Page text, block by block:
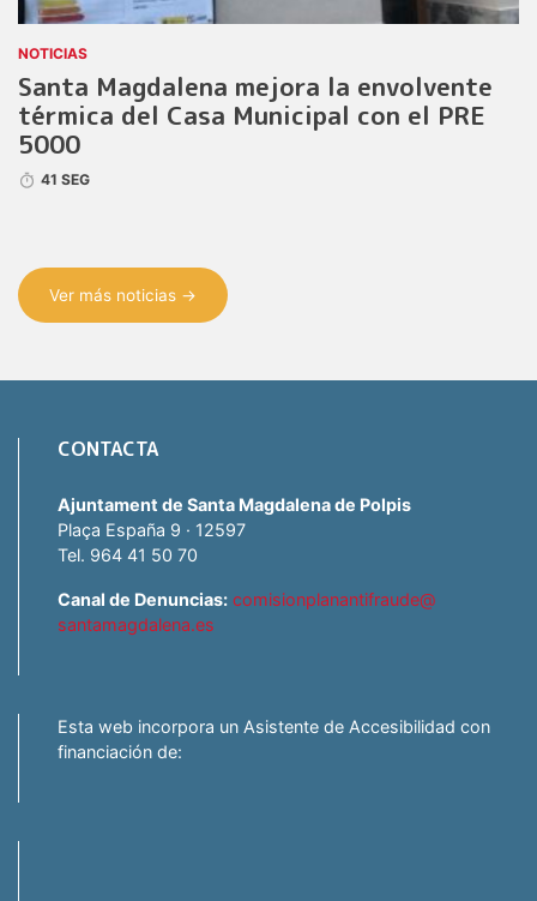
NOTICIAS
Santa Magdalena mejora la envolvente
térmica del Casa Municipal con el PRE
5000
41 SEG
Ver más noticias →
CONTACTA
Ajuntament de Santa Magdalena de Polpis
Plaça España 9 · 12597
Tel. 964 41 50 70
Canal de Denuncias: comisionplanantifraude@
santamagdalena.es
Esta web incorpora un Asistente de Accesibilidad con
financiación de: